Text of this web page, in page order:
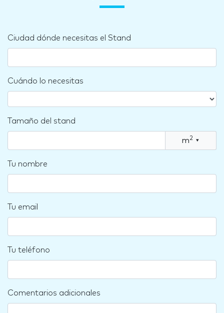
Ciudad dónde necesitas el Stand
Cuándo lo necesitas
Tamaño del stand
m2 ▾
Tu nombre
Tu email
Tu teléfono
Comentarios adicionales